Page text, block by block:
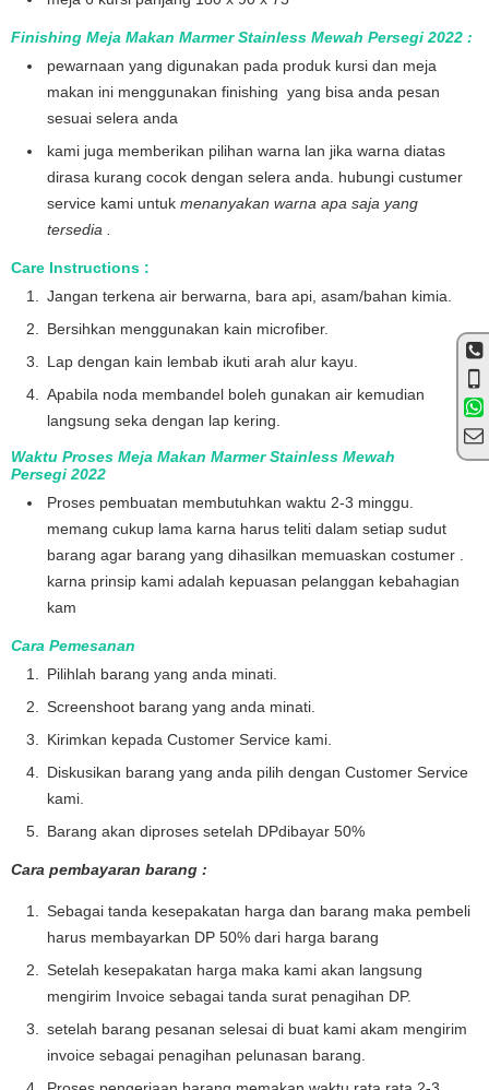
Finishing Meja Makan Marmer Stainless Mewah Persegi 2022 :
pewarnaan yang digunakan pada produk kursi dan meja
makan ini menggunakan finishing yang bisa anda pesan
sesuai selera anda
kami juga memberikan pilihan warna lan jika warna diatas
dirasa kurang cocok dengan selera anda. hubungi custumer
service kami untuk menanyakan warna apa saja yang
tersedia .
Care Instructions :
Jangan terkena air berwarna, bara api, asam/bahan kimia.
Bersihkan menggunakan kain microfiber.
Lap dengan kain lembab ikuti arah alur kayu.
Apabila noda membandel boleh gunakan air kemudian
langsung seka dengan lap kering.
Waktu Proses Meja Makan Marmer Stainless Mewah
Persegi 2022
Proses pembuatan membutuhkan waktu 2-3 minggu.
memang cukup lama karna harus teliti dalam setiap sudut
barang agar barang yang dihasilkan memuaskan costumer .
karna prinsip kami adalah kepuasan pelanggan kebahagian
kam
Cara Pemesanan
Pilihlah barang yang anda minati.
Screenshoot barang yang anda minati.
Kirimkan kepada Customer Service kami.
Diskusikan barang yang anda pilih dengan Customer Service
kami.
Barang akan diproses setelah DPdibayar 50%
Cara pembayaran barang :
Sebagai tanda kesepakatan harga dan barang maka pembeli
harus membayarkan DP 50% dari harga barang
Setelah kesepakatan harga maka kami akan langsung
mengirim Invoice sebagai tanda surat penagihan DP.
setelah barang pesanan selesai di buat kami akam mengirim
invoice sebagai penagihan pelunasan barang.